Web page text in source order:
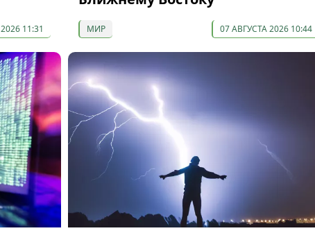
11:31 МИР 07 АВГУСТА 2026 10:44